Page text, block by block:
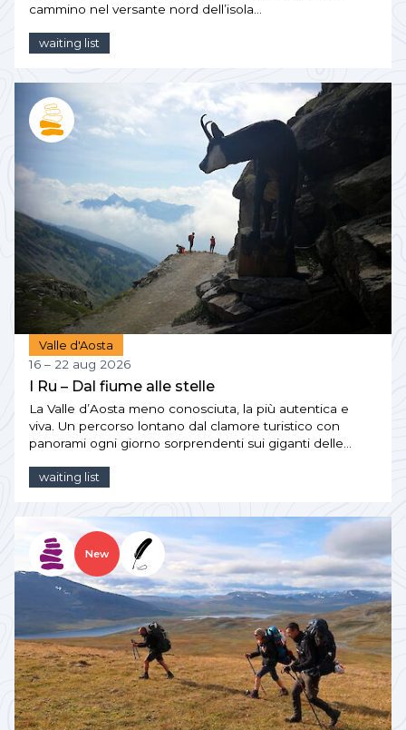
cammino nel versante nord dell’isola…
waiting list
Valle d'Aosta
16 – 22 aug 2026
I Ru – Dal fiume alle stelle
La Valle d’Aosta meno conosciuta, la più autentica e
viva. Un percorso lontano dal clamore turistico con
panorami ogni giorno sorprendenti sui giganti delle…
waiting list
New